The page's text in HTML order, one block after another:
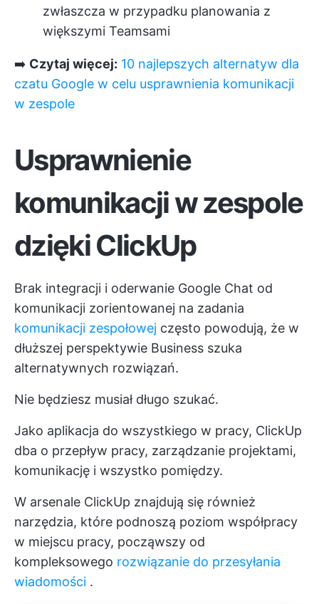
zwłaszcza w przypadku planowania z
większymi Teamsami
➡️ Czytaj więcej: 10 najlepszych alternatyw dla
czatu Google w celu usprawnienia komunikacji
w zespole
Usprawnienie
komunikacji w zespole
dzięki ClickUp
Brak integracji i oderwanie Google Chat od
komunikacji zorientowanej na zadania
komunikacji zespołowej często powodują, że w
dłuższej perspektywie Business szuka
alternatywnych rozwiązań.
Nie będziesz musiał długo szukać.
Jako aplikacja do wszystkiego w pracy, ClickUp
dba o przepływ pracy, zarządzanie projektami,
komunikację i wszystko pomiędzy.
W arsenale ClickUp znajdują się również
narzędzia, które podnoszą poziom współpracy
w miejscu pracy, począwszy od
kompleksowego rozwiązanie do przesyłania
wiadomości .